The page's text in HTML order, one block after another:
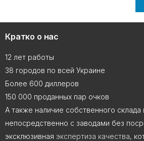
Кратко о нас
12 лет работы
38 городов по всей Украине
Более 600 диллеров
150 000 проданных пар очков
А также наличие собственного
непосредственно с заводами без
эксклюзивная экспертиза качества,